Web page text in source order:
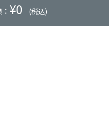
¥0 (税込)